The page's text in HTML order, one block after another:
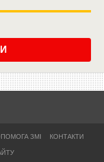
ЗМІ КОНТАКТИ